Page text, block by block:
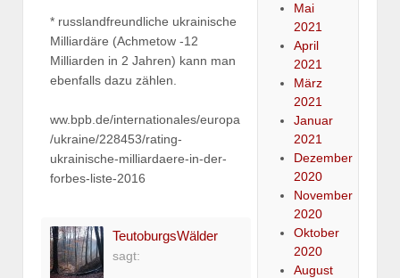
* russlandfreundliche ukrainische
Milliardäre (Achmetow -12
Milliarden in 2 Jahren) kann man
ebenfalls dazu zählen.
ww.bpb.de/internationales/europa
/ukraine/228453/rating-
ukrainische-milliardaere-in-der-
forbes-liste-2016
TeutoburgsWälder
sagt:
Mai
2021
April
2021
März
2021
Januar
2021
Dezember
2020
November
2020
Oktober
2020
August